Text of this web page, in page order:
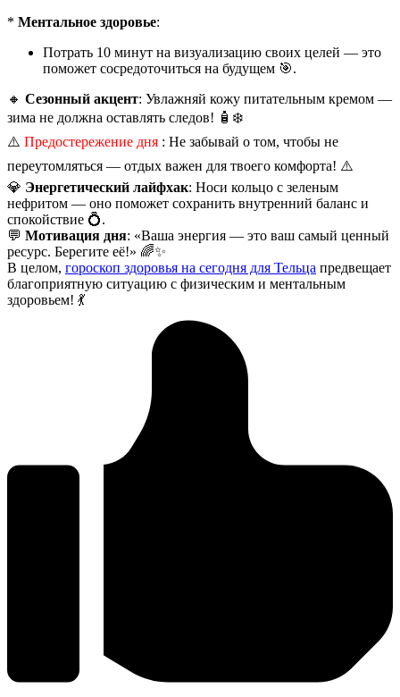
* Ментальное здоровье:
Потрать 10 минут на визуализацию своих целей — это
поможет сосредоточиться на будущем 🎯.
🔸 Сезонный акцент: Увлажняй кожу питательным кремом —
зима не должна оставлять следов! 🧴❄️
⚠️ Предостережение дня : Не забывай о том, чтобы не
переутомляться — отдых важен для твоего комфорта! ⚠️
💎 Энергетический лайфхак: Носи кольцо с зеленым
нефритом — оно поможет сохранить внутренний баланс и
спокойствие 💍.
💬 Мотивация дня: «Ваша энергия — это ваш самый ценный
ресурс. Берегите её!» 🌈✨
В целом, гороскоп здоровья на сегодня для Тельца предвещает
благоприятную ситуацию с физическим и ментальным
здоровьем! 💃